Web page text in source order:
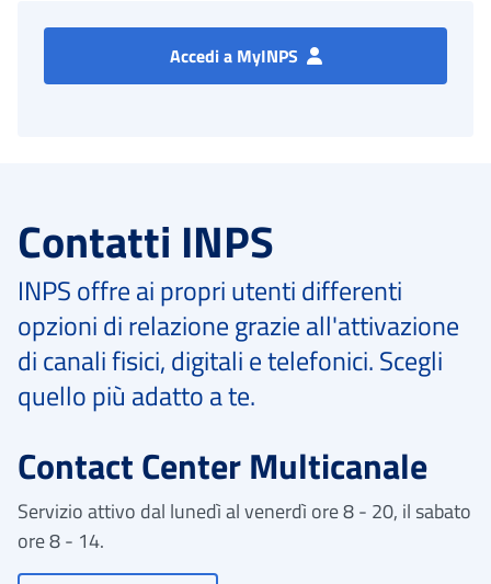
Accedi a MyINPS
Contatti INPS
INPS offre ai propri utenti differenti
opzioni di relazione grazie all'attivazione
di canali fisici, digitali e telefonici. Scegli
quello più adatto a te.
Contact Center Multicanale
Servizio attivo dal lunedì al venerdì ore 8 - 20, il sabato
ore 8 - 14.